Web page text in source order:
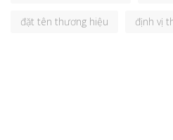
đặt tên thương hiệu định vị